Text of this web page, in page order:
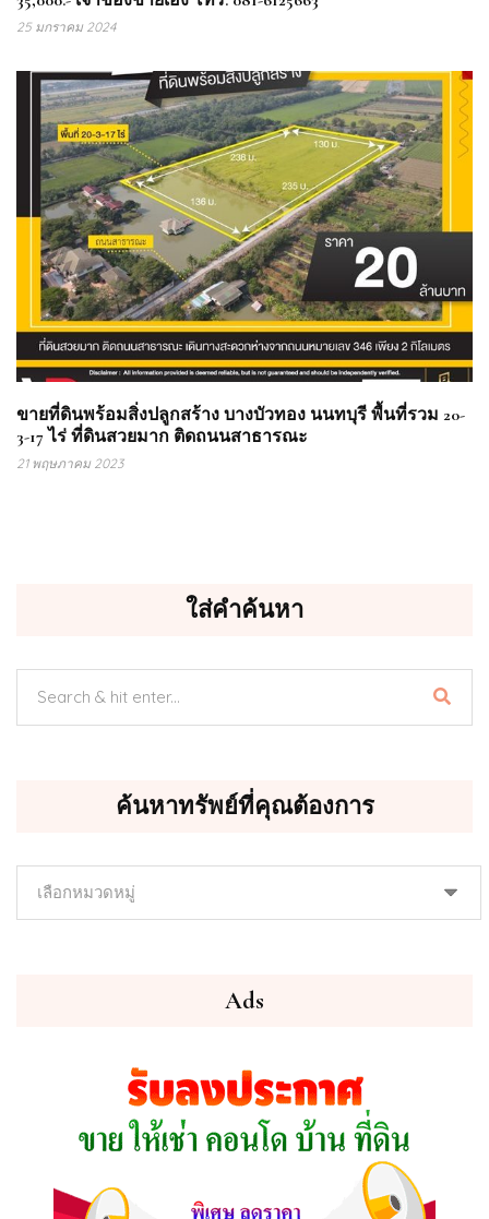
25 มกราคม 2024
ขายที่ดินพร้อมสิ่งปลูกสร้าง บางบัวทอง นนทบุรี พื้นที่รวม 20-
3-17 ไร่ ที่ดินสวยมาก ติดถนนสาธารณะ
21 พฤษภาคม 2023
ใส่คำค้นหา
ค้นหาทรัพย์ที่คุณต้องการ
Ads